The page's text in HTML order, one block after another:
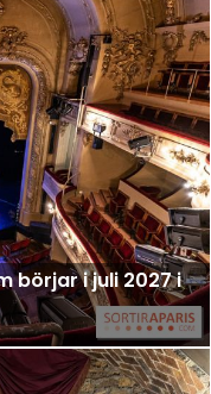
börjar i juli 2027 i